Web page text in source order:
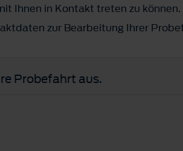
Ihnen in Kontakt treten zu können.
zur Bearbeitung Ihrer
Probefahrt aus.